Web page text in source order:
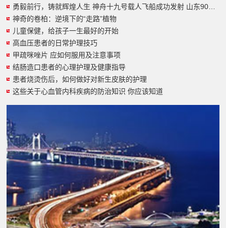
神奇的卷柏：逆境下的“走路”植物
儿童保健，给孩子一生最好的开始
高血压患者的日常护理技巧
甲疏咪唑片 应如何服用及注意事项
结肠造口患者的心理护理及健康指导
患者烧烫伤后，如何做好对新生皮肤的护理
这些关于心血管内科疾病的防治知识 你应该知道